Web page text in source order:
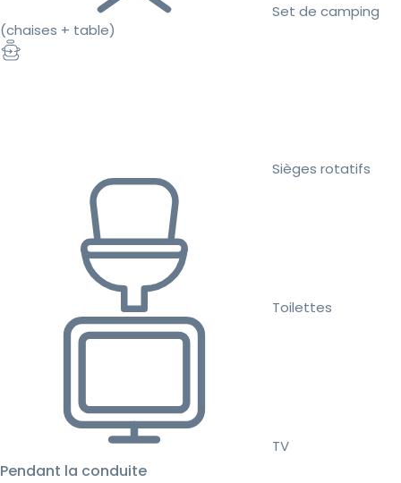
Set de camping
(chaises + table)
Sièges rotatifs
Toilettes
TV
Pendant la conduite